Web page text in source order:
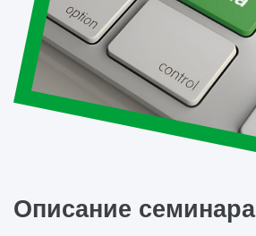
Описание семинара